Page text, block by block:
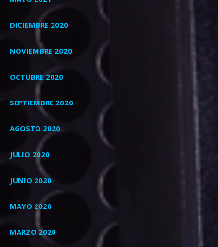
DICIEMBRE 2020
NOVIEMBRE 2020
OCTUBRE 2020
SEPTIEMBRE 2020
AGOSTO 2020
JULIO 2020
JUNIO 2020
MAYO 2020
MARZO 2020